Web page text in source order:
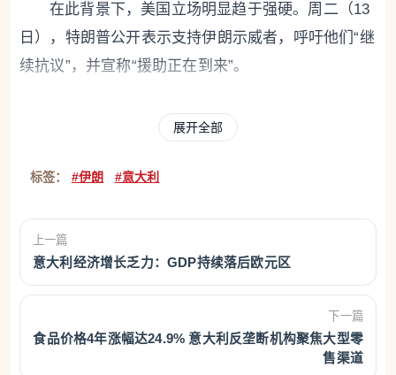
在此背景下，美国立场明显趋于强硬。周二（13
日），特朗普公开表示支持伊朗示威者，呼吁他们“继
续抗议”，并宣称“援助正在到来”。
相关言论加剧了外界对美方介入的担忧。当被路
透社追问“援助”具体含义时，特朗普仅回应：“你们会
知道的。”同时，他敦促所有美国公民立即离开伊朗。
一（12日），特朗普通过社交媒体宣布，已签署一项
立即生效的行政命令：对任何与伊朗进行商业往来的
国家征收25%的关税，适用于与美国的所有商业往
特朗普强调这是一项“最终且可不更改”的措施。
展开全部
标签： #伊朗 #意大利
上一篇
意大利经济增长乏力：GDP持续落后欧元区
下一篇
食品价格4年涨幅达24.9% 意大利反垄断机构聚焦大型零
售渠道